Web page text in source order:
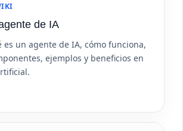
de IA
es un agente de IA, cómo funciona,
ejemplos y beneficios en